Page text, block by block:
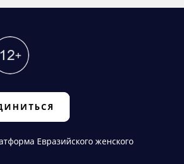
Евразийского женского